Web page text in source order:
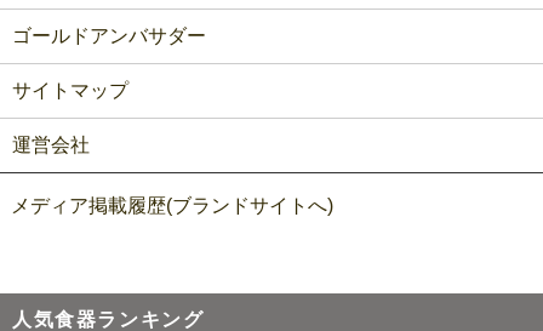
ゴールドアンバサダー
サイトマップ
運営会社
メディア掲載履歴(ブランドサイトへ)
人気食器ランキング